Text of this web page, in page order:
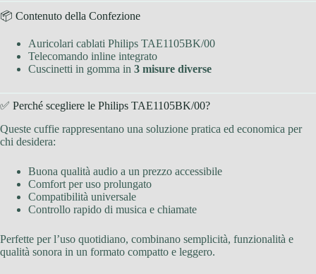
📦 Contenuto della Confezione
Auricolari cablati Philips TAE1105BK/00
Telecomando inline integrato
Cuscinetti in gomma in 3 misure diverse
✅ Perché scegliere le Philips TAE1105BK/00?
Queste cuffie rappresentano una soluzione pratica ed economica per
chi desidera:
Buona qualità audio a un prezzo accessibile
Comfort per uso prolungato
Compatibilità universale
Controllo rapido di musica e chiamate
Perfette per l’uso quotidiano, combinano semplicità, funzionalità e
qualità sonora in un formato compatto e leggero.